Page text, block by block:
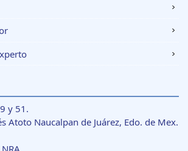
el uso que haga del sitio web con
combinarla con otra información
o que hayan recopilado a
y 51.
Atoto Naucalpan de Juárez, Edo. de Mex.